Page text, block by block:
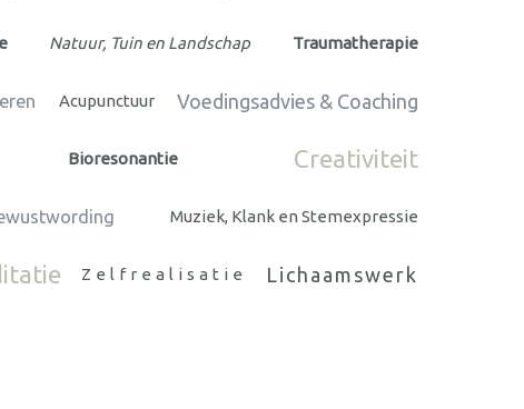
Natuur, Tuin en Landschap Traumatherapie
Acupunctuur Voedingsadvies & Coaching
Bioresonantie Creativiteit
Muziek, Klank en Stemexpressie
Zelfrealisatie Lichaamswerk